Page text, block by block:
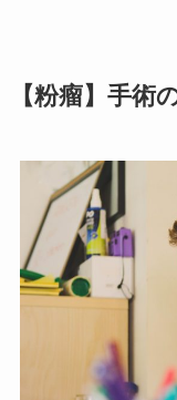
【粉瘤】手術